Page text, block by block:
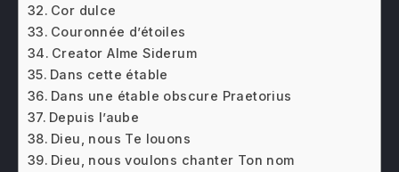
Cor dulce
Couronnée d’étoiles
Creator Alme Siderum
Dans cette étable
Dans une étable obscure Praetorius
Depuis l’aube
Dieu, nous Te louons
Dieu, nous voulons chanter Ton nom